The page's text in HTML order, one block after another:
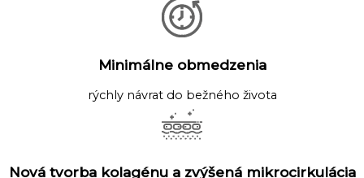
Minimálne obmedzenia
rýchly návrat do bežného života
Nová tvorba kolagénu a zvýšená mikrocirkulácia